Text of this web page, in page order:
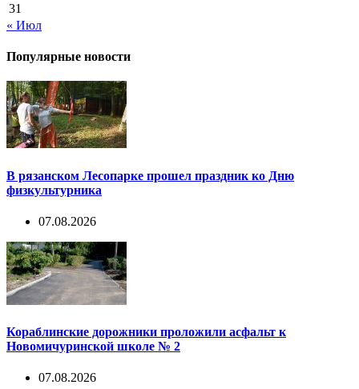
31
« Июл
Популярные новости
В рязанском Лесопарке прошел праздник ко Дню
физкультурника
07.08.2026
Кораблинские дорожники проложили асфальт к
Новомичуринской школе № 2
07.08.2026